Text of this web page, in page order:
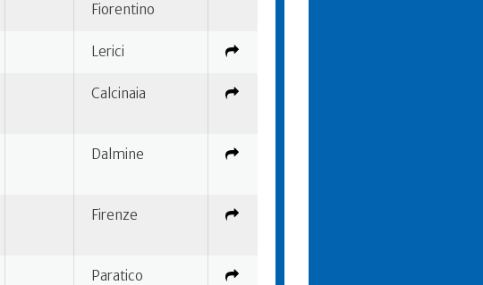
Fiorentino
Lerici
Calcinaia
Dalmine
Firenze
Paratico